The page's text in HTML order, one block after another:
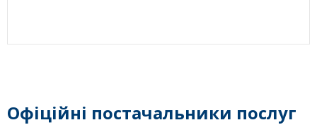
Офіційні постачальники послуг